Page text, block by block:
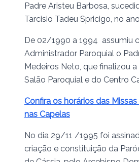
Padre Aristeu Barbosa,
Tarcisio Tadeu Spricigo, no
De 02/1990 a 1994 assumiu
Administrador Paroquial o
Medeiros Neto, que finalizou
Salão Paroquial e do Centro
Confira os horários das
nas Capelas
No dia 29/11 /1995 foi
criação e constituição da